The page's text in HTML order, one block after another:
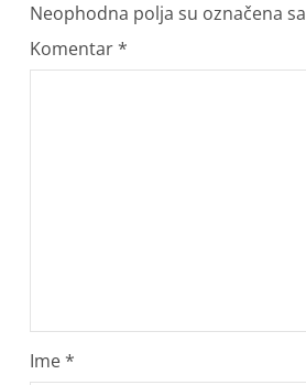
Neophodna polja su označena sa
Komentar*
Ime*